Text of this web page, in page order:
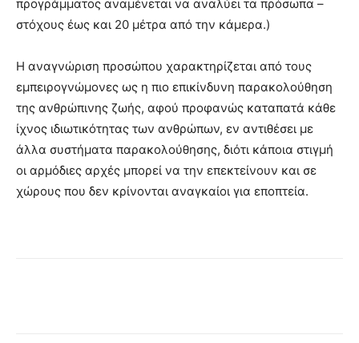
προγράμματος αναμένεται να αναλύει τα πρόσωπα –
στόχους έως και 20 μέτρα από την κάμερα.)
Η αναγνώριση προσώπου χαρακτηρίζεται από τους
εμπειρογνώμονες ως η πιο επικίνδυνη παρακολούθηση
της ανθρώπινης ζωής, αφού προφανώς καταπατά κάθε
ίχνος ιδιωτικότητας των ανθρώπων, εν αντιθέσει με
άλλα συστήματα παρακολούθησης, διότι κάποια στιγμή
οι αρμόδιες αρχές μπορεί να την επεκτείνουν και σε
χώρους που δεν κρίνονται αναγκαίοι για εποπτεία.